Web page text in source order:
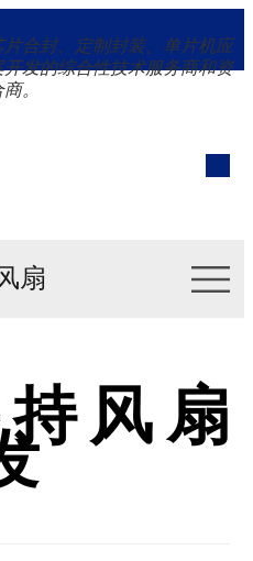
片合封、定制封装、单片机应
开发的综合性技术服务商和资
。
扇
风扇